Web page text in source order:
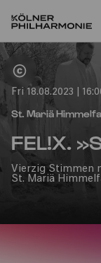
Home
Fri 18.08.2023 |
St. Mariä
FEL!X.
Vierzig Stimmen
St. Mariä